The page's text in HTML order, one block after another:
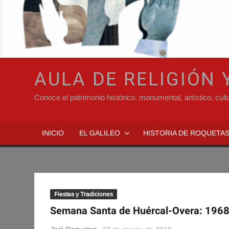
AULA DE RELIGIÓN
Conoce el patrimonio histórico, monumental, artístico,
INICIO EL GALILEO HISTORIA DE
Fiestas y Tradiciones
Semana Santa de Huércal-Overa: